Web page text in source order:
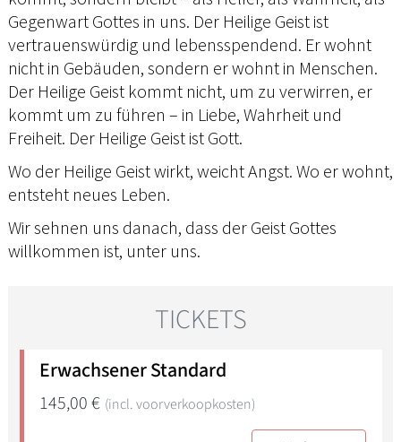
Gegenwart Gottes in uns. Der Heilige Geist ist
vertrauenswürdig und lebensspendend. Er wohnt
nicht in Gebäuden, sondern er wohnt in Menschen.
Der Heilige Geist kommt nicht, um zu verwirren, er
kommt um zu führen – in Liebe, Wahrheit und
Freiheit. Der Heilige Geist ist Gott.
Wo der Heilige Geist wirkt, weicht Angst. Wo er wohnt,
entsteht neues Leben.
Wir sehnen uns danach, dass der Geist Gottes
willkommen ist, unter uns.